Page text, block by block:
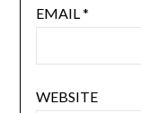
EMAIL*
WEBSITE